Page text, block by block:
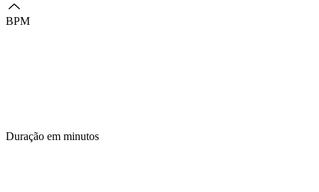
BPM
Duração em minutos